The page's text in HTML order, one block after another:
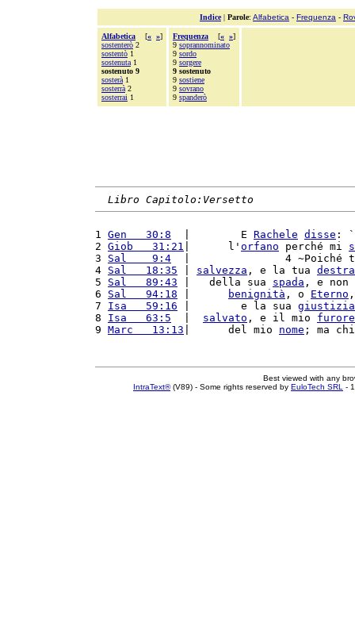
Indice| Parole: Alfabetica - Frequenza -
Alfabetica [« »]
sostenterò 2
sostentò 1
sostenuta 1
sostenuto 9
sosterà 1
sosterrà 2
sosterrai 1
Frequenza [« »]
9 soprannominato
9 sordo
9 sorgere
9 sostenuto
9 sostiene
9 sovrano
9 spanderò
Libro Capitolo:Versetto
1 Gen   30:8
  |        E
Rachele disse :
2 Giob   31:21 |      l' orfano perché mi
3 Sal    9:4
|               4 ~Poiché
4 Sal   18:35 salvezza , e la tua destra
5 Sal   89:43 |   della sua spada , e
6 Sal   94:18 benignità , o Eterno
7 Isa   59:16 |        e la sua giustizia
8 Isa   63:5 salvato , e il mio furore
9 Marc   13:13 |      del mio nome ; ma
Best viewed with any
IntraText®(V89) - Some rights reserved by EuloTech SRL -